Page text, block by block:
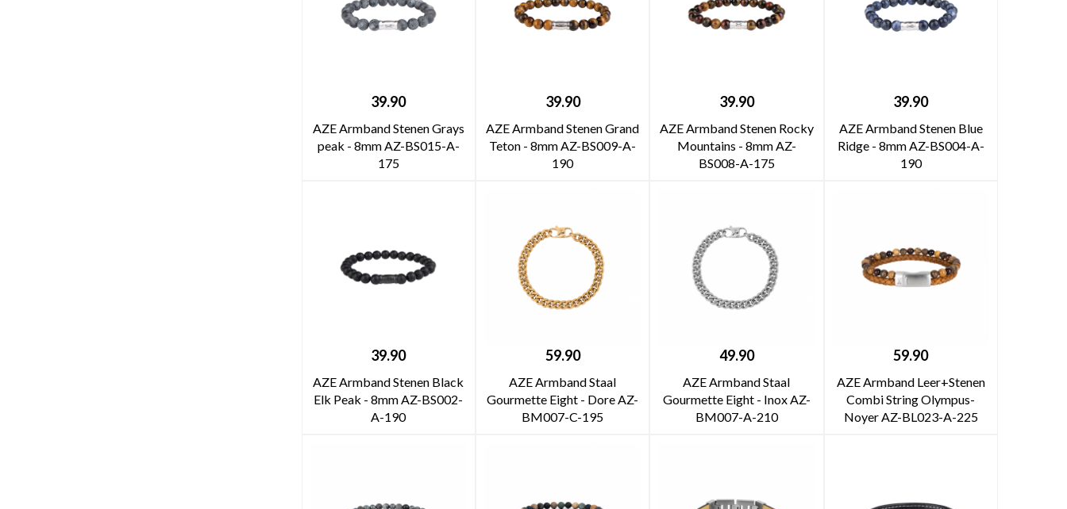
39.90
AZE Armband Stenen Grays
peak - 8mm AZ-BS015-A-
175
39.90
AZE Armband Stenen Grand
Teton - 8mm AZ-BS009-A-
190
39.90
AZE Armband Stenen Rocky
Mountains - 8mm AZ-
BS008-A-175
39.90
AZE Armband Stenen Blue
Ridge - 8mm AZ-BS004-A-
190
39.90
AZE Armband Stenen Black
Elk Peak - 8mm AZ-BS002-
A-190
59.90
AZE Armband Staal
Gourmette Eight - Dore AZ-
BM007-C-195
49.90
AZE Armband Staal
Gourmette Eight - Inox AZ-
BM007-A-210
59.90
AZE Armband Leer+Stenen
Combi String Olympus-
Noyer AZ-BL023-A-225